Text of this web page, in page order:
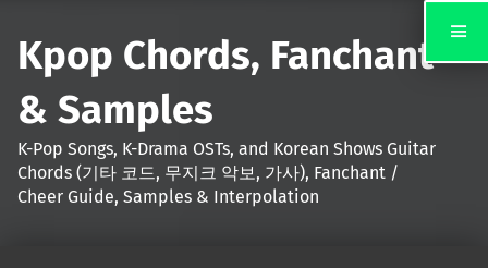
Kpop Chords, Fanchant
& Samples
K-Pop Songs, K-Drama OSTs, and Korean Shows Guitar
Chords (기타 코드, 무지크 악보, 가사), Fanchant /
Cheer Guide, Samples & Interpolation